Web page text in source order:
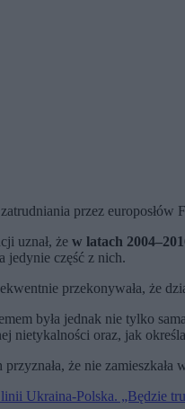
przez
uznał, że w latach
jedynie część z nich.
przekonywała, że
była jednak nie tylko
nietykalności oraz, jak
przyznała, że nie
Ukraina-Polska. „Będzie